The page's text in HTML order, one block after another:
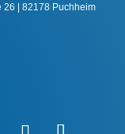
26 | 82178 Puchheim